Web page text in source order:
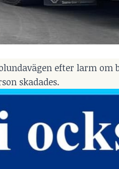
efter larm om
skadades.